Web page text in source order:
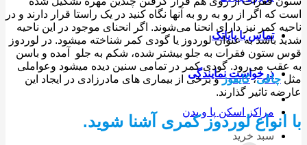
تماس با پایاتک
درخواست نمایندگی
مراکز اسکن پا و بدن
سبد خرید
اگر از رو به رو به آنها نگاه کنید در یک راستا قرار دارند و در
کمر نیز دارای انحنا می‌شوند. اگر انحنای موجود در این ناحیه
شدید باشد به عنوان لوردوز یا گودی کمر شناخته می‎شود. در لوردوز
ستون فقرات به جلو بیشتر شده، شکم به جلو آمده و باسن
به عقب می‌رود. گودی کمر در تمامی سنین دیده می‎شود وعواملی
چاقی،کایفوزو برخی از بیماری های مادرزادی در ایجاد این
تاثیر گذارند.
لوردوز کمری آشنا شوید.